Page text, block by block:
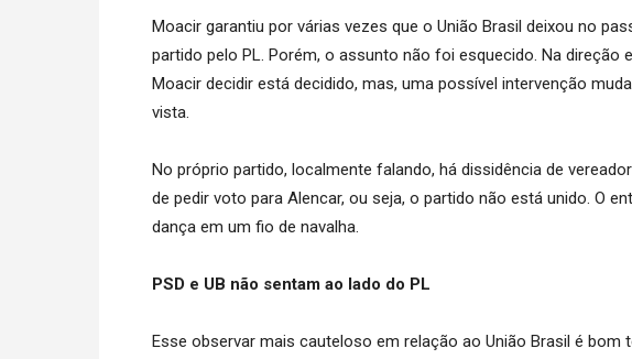
Moacir garantiu por várias vezes que o União Brasil deixou no
partido pelo PL. Porém, o assunto não foi esquecido. Na direção
Moacir decidir está decidido, mas, uma possível intervenção
vista.
No próprio partido, localmente falando, há dissidência de
de pedir voto para Alencar, ou seja, o partido não está unido. O
dança em um fio de navalha.
PSD e UB não sentam ao lado do PL
Esse observar mais cauteloso em relação ao União Brasil é bom